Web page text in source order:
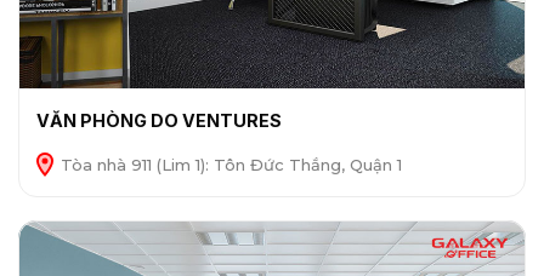
VĂN PHÒNG DO VENTURES
Tòa nhà 911 (Lim 1): Tôn Đức Thắng, Quận 1